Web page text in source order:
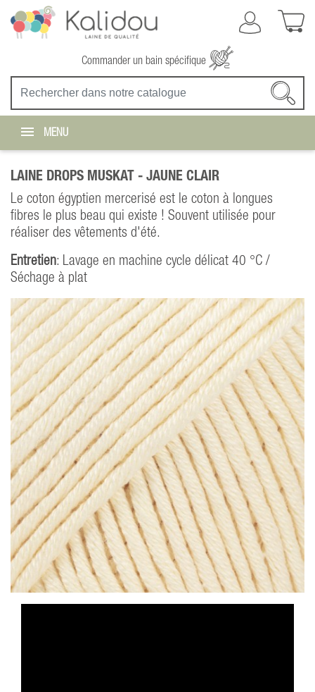
Commander un bain spécifique
MENU
LAINE DROPS MUSKAT - JAUNE CLAIR
Le coton égyptien mercerisé est le coton à longues
fibres le plus beau qui existe ! Souvent utilisée pour
réaliser des vêtements d'été.
Entretien: Lavage en machine cycle délicat 40 °C /
Séchage à plat